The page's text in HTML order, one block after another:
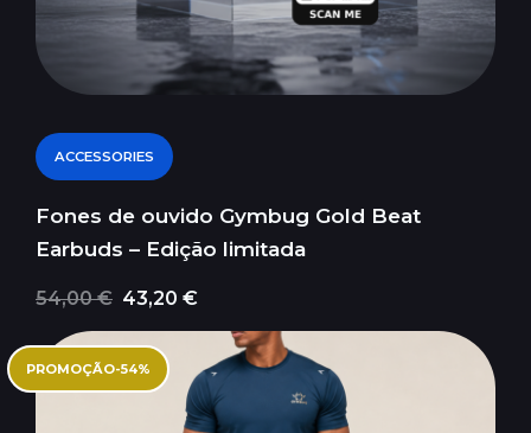
ACCESSORIES
Fones de ouvido Gymbug Gold Beat
Earbuds – Edição limitada
54,00 € 43,20 €
PROMOÇÃO-54%